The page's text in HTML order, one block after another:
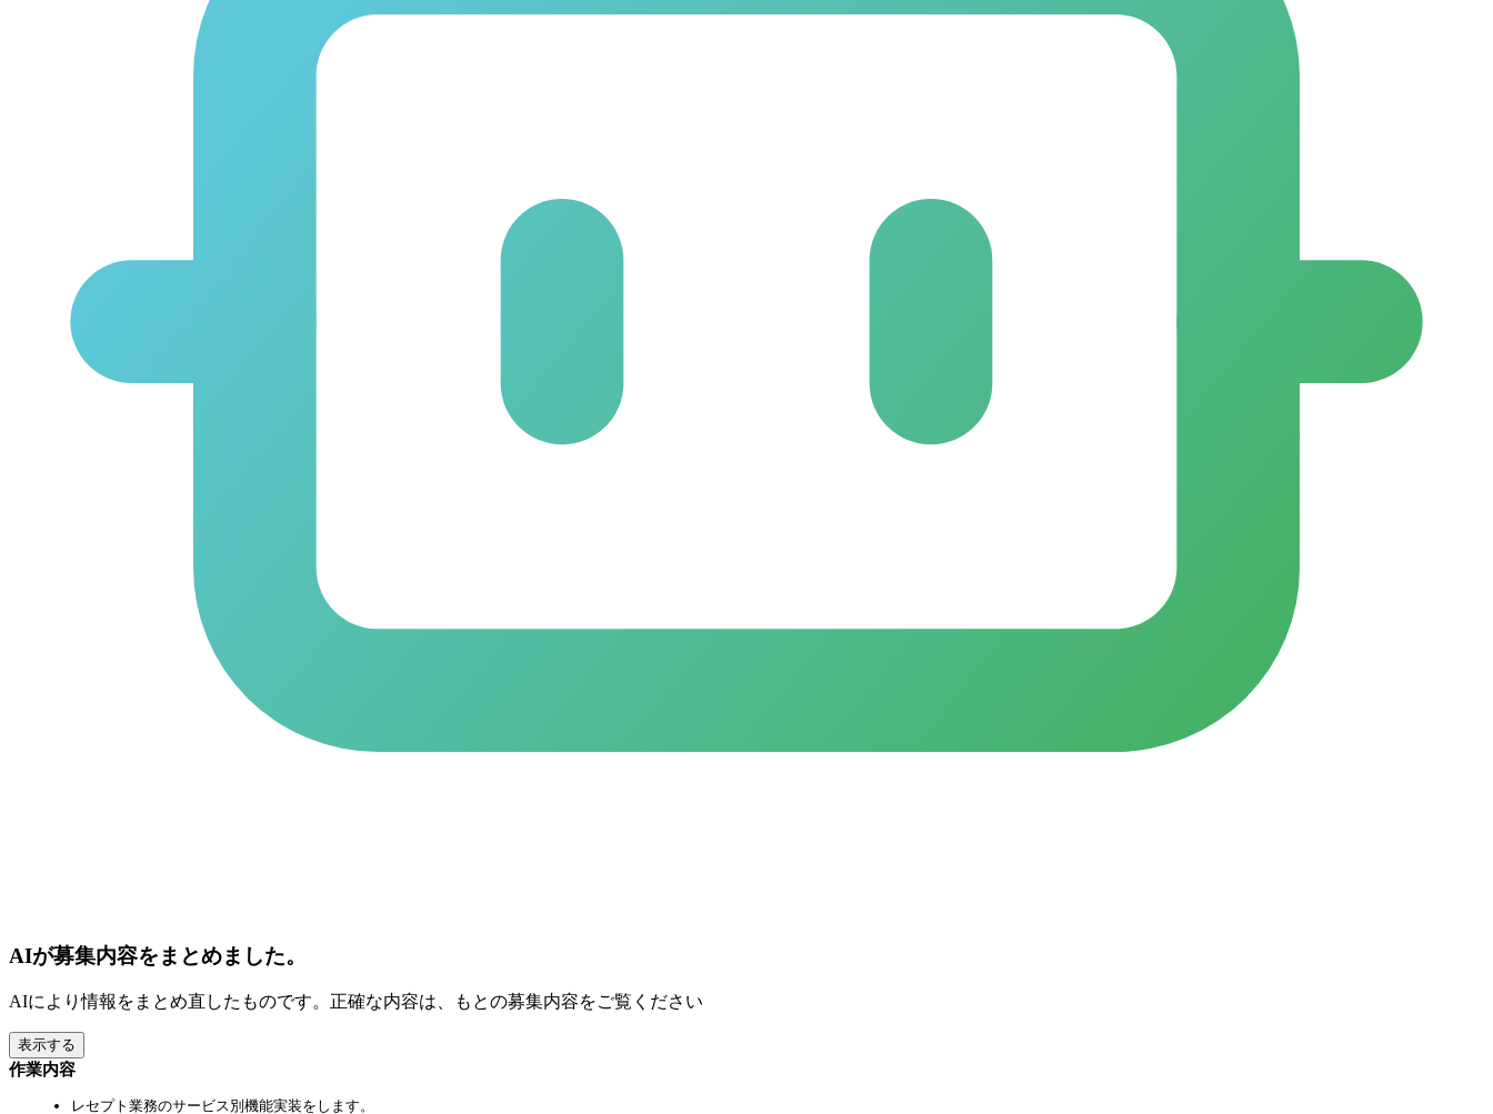
AIが募集内容をまとめました。
AIにより情報をまとめ直したものです。正確な内容は、もとの募集内容をご覧ください
表示する
作業内容
レセプト業務のサービス別機能実装をします。